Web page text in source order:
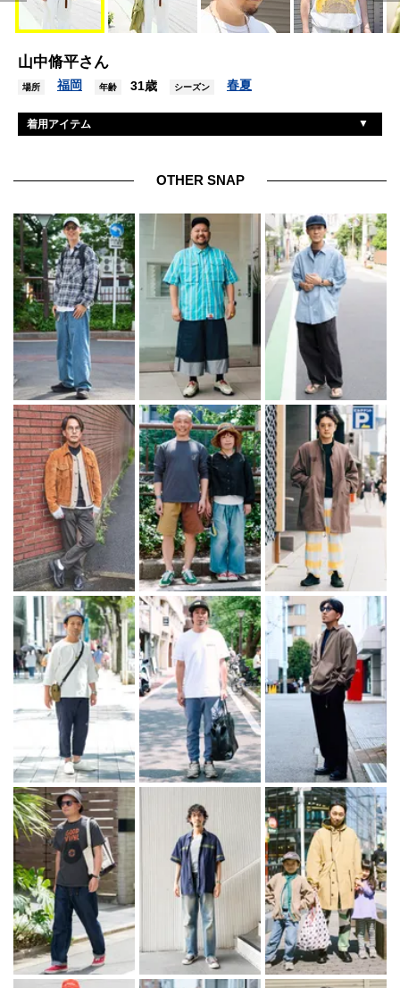
山中脩平さん
場所 福岡 年齢 31歳 シーズン 春夏
着用アイテム
シューズ ニューバランス
キャップ アクチュアルソース
眼鏡 ルノア
OTHER SNAP